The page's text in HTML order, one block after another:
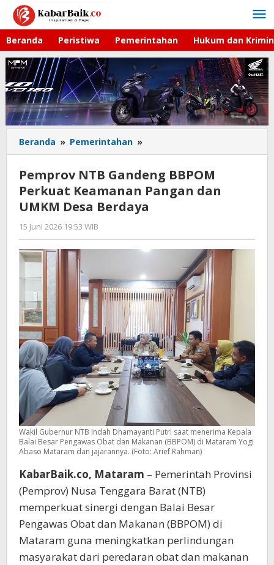
Lewati
konten
Beranda Peristiwa Pemerintahan Hukum dan
Beranda » Pemerintahan »
NTB
BBPOM
Perkuat
Keamanan
Pemprov NTB Gandeng BBPOM
Perkuat Keamanan Pangan dan
UMKM Desa Berdaya
15 Juni 2026 19:53 WIB
Faisal
Wakil Gubernur NTB Indah Dhamayanti Putri saat menerima Kepala
Balai Besar Pengawas Obat dan Makanan (BBPOM) di Mataram Yogi
Abaso Mataram dan jajarannya. (Foto: Arief Rahman)
KabarBaik.co, Mataram – Pemerintah Provinsi
(Pemprov) Nusa Tenggara Barat (NTB)
memperkuat sinergi dengan Balai Besar
Pengawas Obat dan Makanan (BBPOM) di
Mataram guna meningkatkan perlindungan
masyarakat dari peredaran obat dan makanan